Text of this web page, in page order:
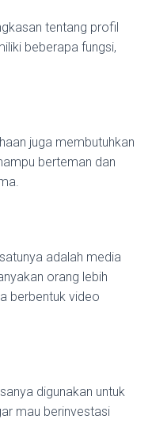
tentang profil
beberapa fungsi,
juga membutuhkan
berteman dan
adalah media
orang lebih
berbentuk video
digunakan untuk
mau berinvestasi